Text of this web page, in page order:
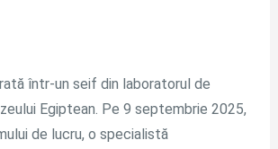
într-un seif din laboratorul de
Egiptean. Pe 9 septembrie 2025,
de lucru, o specialistă